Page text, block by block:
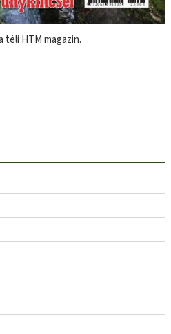
téli HTM magazin.